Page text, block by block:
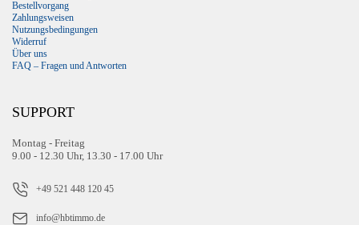
Bestellvorgang
Zahlungsweisen
Nutzungsbedingungen
Widerruf
Über uns
FAQ – Fragen und Antworten
SUPPORT
Montag - Freitag
9.00 - 12.30 Uhr, 13.30 - 17.00 Uhr
+49 521 448 120 45
info@hbtimmo.de